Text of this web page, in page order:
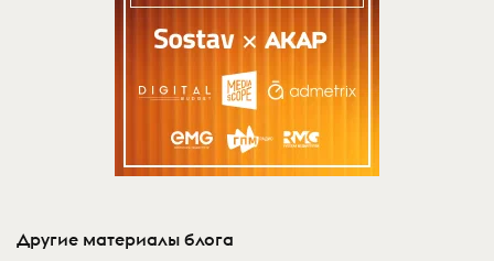
Другие материалы блога